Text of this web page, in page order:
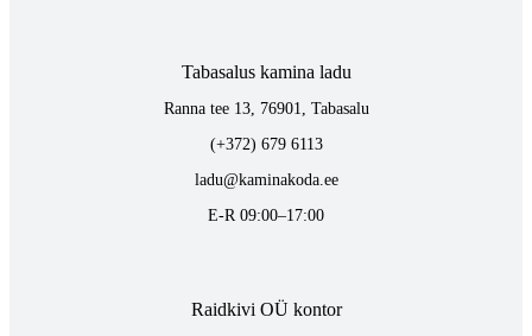
Tabasalus kamina ladu
Ranna tee 13, 76901, Tabasalu
(+372) 679 6113
ladu@kaminakoda.ee
E-R 09:00–17:00
Raidkivi OÜ kontor